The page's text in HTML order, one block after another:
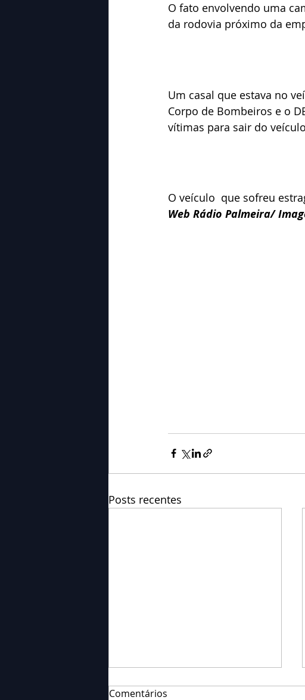
O fato envolvendo uma
da rodovia próximo da
Um casal que estava no
Corpo de Bombeiros e o
vítimas para sair do
O veículo  que sofreu
Web Rádio Palmeira/
Posts recentes
Comentários